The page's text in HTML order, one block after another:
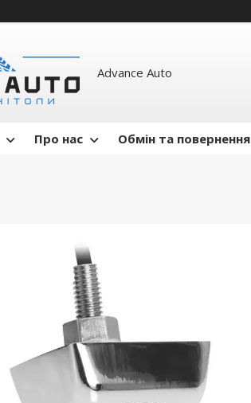
Advance Auto
Про нас Обмін та повернення